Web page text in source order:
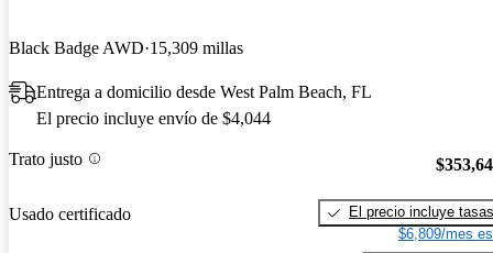
Black Badge AWD 15,309 millas
Entrega a domicilio desde West Palm Beach, FL
El precio incluye envío de $4,044
Trato justo
Usado certificado
El precio incluye tasas
$6,809/mes